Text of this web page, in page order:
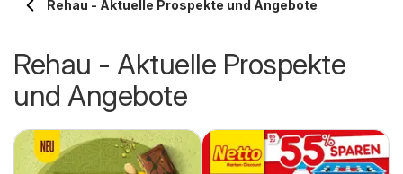
Rehau - Aktuelle Prospekte und Angebote
Rehau - Aktuelle Prospekte
und Angebote